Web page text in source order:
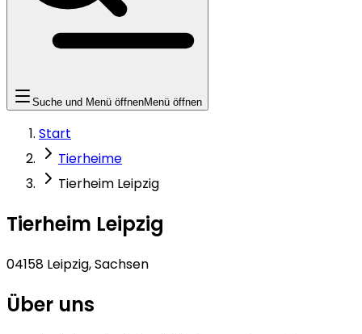
Suche und Menü öffnenMenü öffnen
Start
Tierheime
Tierheim Leipzig
Tierheim Leipzig
04158 Leipzig, Sachsen
Über uns